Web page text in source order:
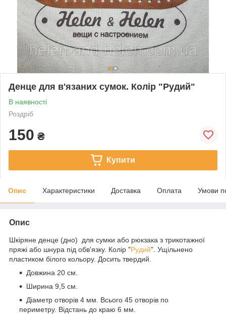
Денце для в'язаних сумок. Колір "Рудий"
В наявності
Роздріб
150 ₴
Купити
Опис Характеристики Доставка Оплата Умови
Опис
Шкіряне денце (дно) для сумки або рюкзака з трикотажної
пряжі або шнура під обв'язку. Колір "Рудий". Ущільнено
пластиком білого кольору. Досить твердий.
Довжина 20 см.
Ширина 9,5 см.
Діаметр отворів 4 мм. Всього 45 отворів по
периметру. Відстань до краю 6 мм.